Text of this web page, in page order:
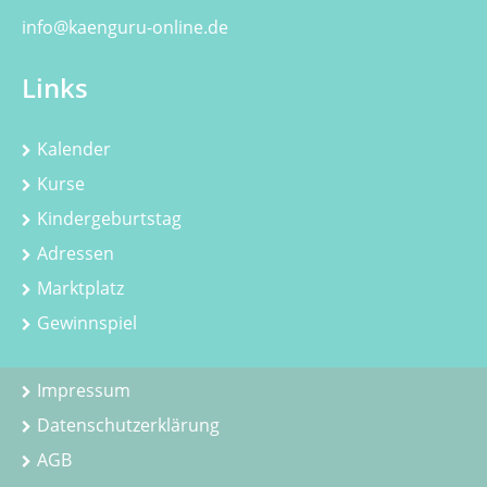
info@kaenguru-online.de
Links
Kalender
Kurse
Kindergeburtstag
Adressen
Marktplatz
Gewinnspiel
Impressum
Datenschutzerklärung
AGB